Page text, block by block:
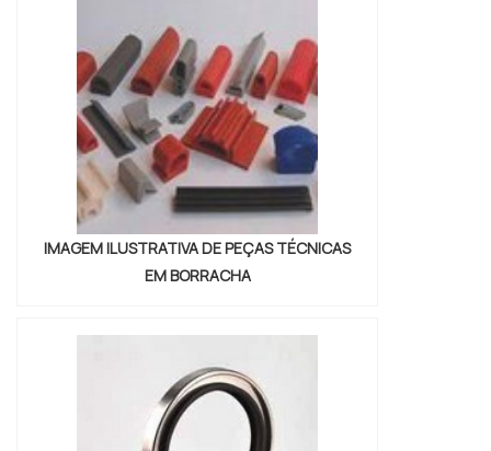
em uma empresa inovadora, consegue
encontrar o site da Brasil Vedação. É
possível encontrar borrachas fabri...
IMAGEM ILUSTRATIVA DE PEÇAS TÉCNICAS
EM BORRACHA